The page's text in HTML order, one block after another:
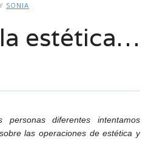
SONIA
estética…
diferentes intentamos
las operaciones de estética y